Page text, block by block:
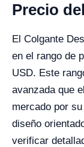
Precio
El Colgante
en el rango de
USD. Este
avanzada que
mercado por
diseño
verificar